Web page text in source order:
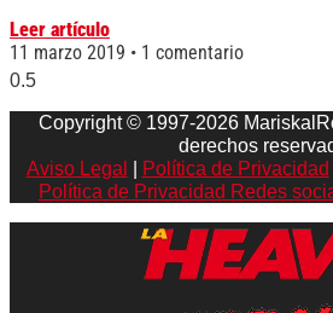
Leer artículo
11 marzo 2019
1 comentario
Copyright © 1997-2026
derechos
Aviso Legal
Política de Privacidad
Política de Privacidad Redes